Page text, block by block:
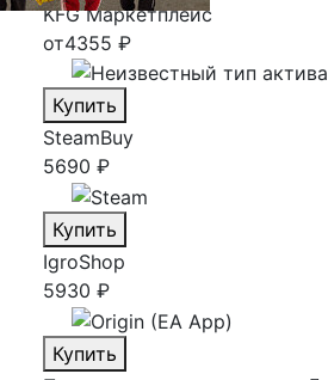
KFG Маркетплейс
от4355 ₽
Купить
SteamBuy
5690 ₽
Купить
IgroShop
5930 ₽
Купить